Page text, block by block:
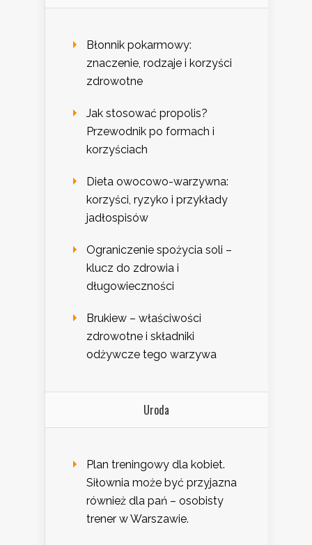
Błonnik pokarmowy:
znaczenie, rodzaje i korzyści
zdrowotne
Jak stosować propolis?
Przewodnik po formach i
korzyściach
Dieta owocowo-warzywna:
korzyści, ryzyko i przykłady
jadłospisów
Ograniczenie spożycia soli –
klucz do zdrowia i
długowieczności
Brukiew – właściwości
zdrowotne i składniki
odżywcze tego warzywa
Uroda
Plan treningowy dla kobiet.
Siłownia może być przyjazna
również dla pań – osobisty
trener w Warszawie.